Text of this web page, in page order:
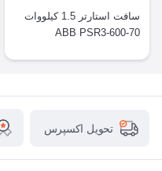
سافت استارتر 1.5 کیلووات
ABB PSR3-600-70
تحویل اکسپرس